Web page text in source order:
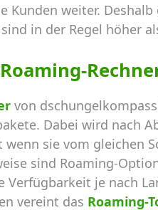
Kunden weiter.
in der Regel höher
von
Dabei wird nach
wenn sie vom gleichen
sind Roaming-
Verfügbarkeit je nach
vereint das Roaming-